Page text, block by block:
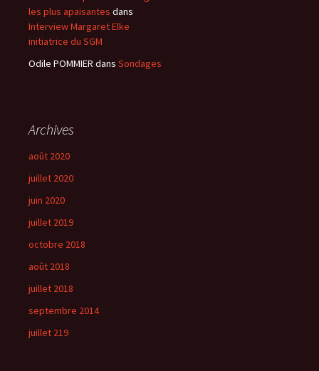
les plus apaisantes dans
Interview Margaret Elke
initiatrice du SGM
Odile POMMIER dans Sondages
Archives
août 2020
juillet 2020
juin 2020
juillet 2019
octobre 2018
août 2018
juillet 2018
septembre 2014
juillet 219